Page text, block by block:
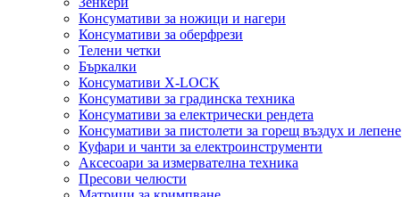
Консумативи за ножици и нагери
Консумативи за оберфрези
Телени четки
Бъркалки
Консумативи X-LOCK
Консумативи за градинска техника
Консумативи за електрически рендета
Консумативи за пистолети за горещ въздух и лепене
Куфари и чанти за електроинструменти
Аксесоари за измервателна техника
Пресови челюсти